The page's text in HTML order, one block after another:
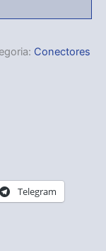
Conectores
Telegram